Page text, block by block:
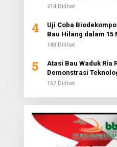
3.000 Pohon di Pantai
214 Dilihat
4
Uji Coba
Bau Hilang dalam 15
188 Dilihat
5
Atasi Bau Waduk Ria
Demonstrasi
167 Dilihat